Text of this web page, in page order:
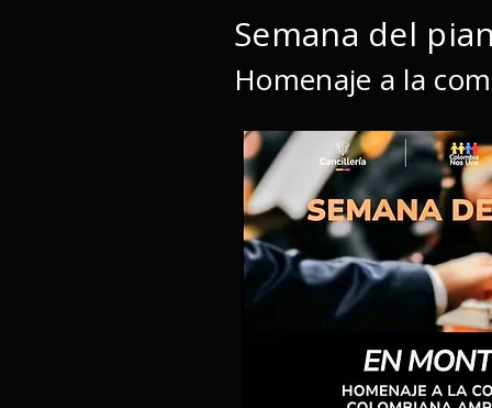
Semana del
Homenaje a la